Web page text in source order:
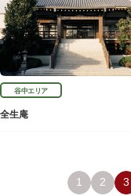
谷中エリア
全生庵
1 2 3